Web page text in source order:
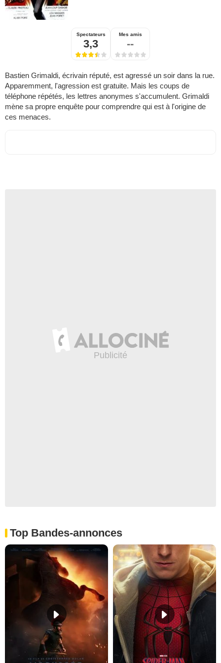
Spectateurs
3,3
Mes amis
--
Bastien Grimaldi, écrivain réputé, est agressé un soir dans la rue.
Apparemment, l'agression est gratuite. Mais les coups de
téléphone répétés, les lettres anonymes s'accumulent. Grimaldi
mène sa propre enquête pour comprendre qui est à l'origine de
ces menaces.
Top Bandes-annonces